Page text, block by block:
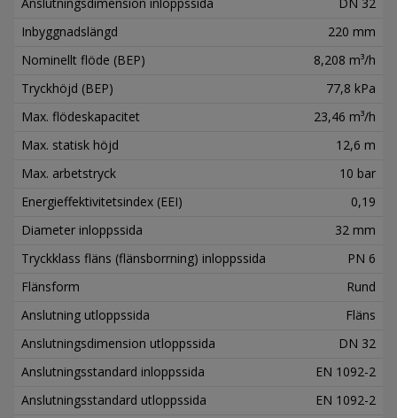
Inbyggnadslängd
220 mm
Nominellt flöde (BEP)
8,208 m³/h
Tryckhöjd (BEP)
77,8 kPa
Max. flödeskapacitet
23,46 m³/h
Max. statisk höjd
12,6 m
Max. arbetstryck
10 bar
Energieffektivitetsindex (EEI)
0,19
Diameter inloppssida
32 mm
Tryckklass fläns (flänsborrning) inloppssida
PN 6
Flänsform
Rund
Anslutning utloppssida
Fläns
Anslutningsdimension utloppssida
DN 32
Anslutningsstandard inloppssida
EN 1092-2
Anslutningsstandard utloppssida
EN 1092-2